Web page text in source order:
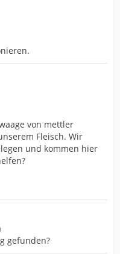
von mettler
Fleisch. Wir
und kommen hier
gefunden?